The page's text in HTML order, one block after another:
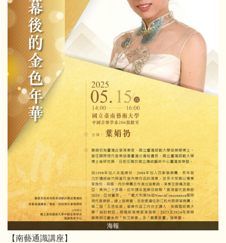
海報
【南藝通識講座】